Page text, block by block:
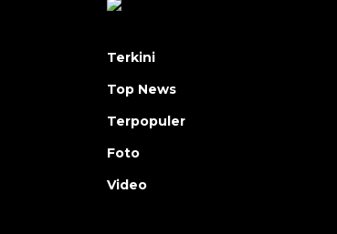
Terkini
Top News
Terpopuler
Foto
Video